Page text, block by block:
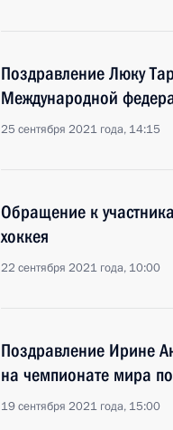
Поздравление Люку
Международной
25 сентября 2021 года, 14:15
Обращение к
хоккея
22 сентября 2021 года, 10:00
Поздравление Ирине
на чемпионате мира
19 сентября 2021 года, 15:00